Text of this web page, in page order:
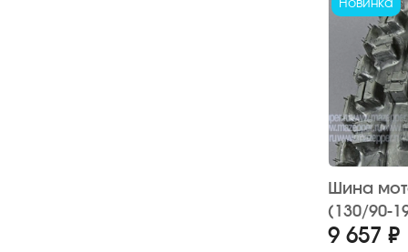
Новинка
Шина
(130/90-
(с
9 657 ₽